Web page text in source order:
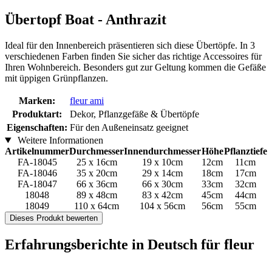
Übertopf Boat - Anthrazit
Ideal für den Innenbereich präsentieren sich diese Übertöpfe. In 3
verschiedenen Farben finden Sie sicher das richtige Accessoires für
Ihren Wohnbereich. Besonders gut zur Geltung kommen die Gefäße
mit üppigen Grünpflanzen.
Marken:
fleur ami
Produktart:
Dekor, Pflanzgefäße & Übertöpfe
Eigenschaften: Für den Außeneinsatz geeignet
Weitere Informationen
ArtikelnummerDurchmesserInnendurchmesserHöhePflanztiefe
FA-18045
25 x 16cm 19 x 10cm 12cm
11cm
FA-18046
35 x 20cm 29 x 14cm 18cm
17cm
FA-18047
66 x 36cm 66 x 30cm 33cm
32cm
18048
89 x 48cm 83 x 42cm 45cm
44cm
18049
110 x 64cm 104 x 56cm 56cm 55cm
Dieses Produkt bewerten
Erfahrungsberichte in Deutsch für fleur